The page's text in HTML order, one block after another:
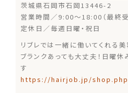
茨城県石岡市石岡13446-2
営業時間／9:00～18:00（最終受
定休日／毎週日曜・祝日
リブレでは一緒に働いてくれる
ブランクあっても大丈夫！日曜
す
https://hairjob.jp/